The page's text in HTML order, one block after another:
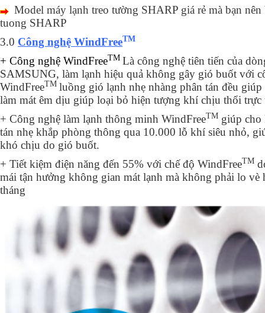
Model máy lạnh treo tường SHARP giá rẻ mà bạn
tuong SHARP
3.0 Công nghệ WindFreeTM
+ Công nghệ WindFreeTM Là công nghệ tiên tiến của
SAMSUNG, làm lạnh hiệu quả không gây gió buốt với
WindFreeTM luồng gió lạnh nhẹ nhàng phân tán đều
làm mát êm dịu giúp loại bỏ hiện tượng khí chịu thổi trực
+ Công nghệ làm lạnh thông minh WindFreeTM giúp cho
tán nhẹ khắp phòng thông qua 10.000 lỗ khí siêu nhỏ,
khó chịu do gió buốt.
+ Tiết kiệm điện năng đến 55% với chế độ WindFreeTM
mái tận hưởng không gian mát lạnh mà không phải lo vè
tháng